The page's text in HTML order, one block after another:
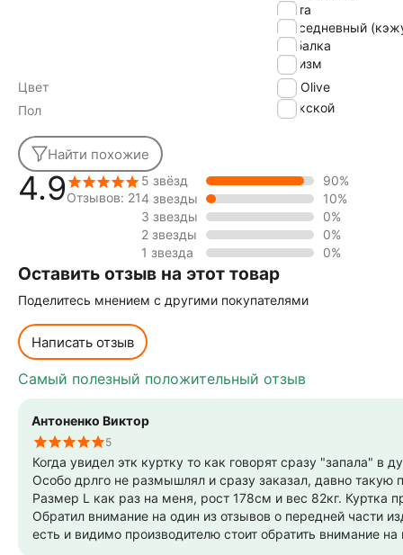
охота
повседневный
рыбалка
туризм
Цвет
Olive
Пол
Мужской
Найти похожие
4.9Отзывов: 21
5 звёзд
90%
4 звезды
10%
3 звезды
0%
2 звезды
0%
1 звезда
0%
Оставить отзыв на этот товар
Поделитесь мнением с другими покупателями
Написать отзыв
Самый полезный положительный отзыв
Антоненко Виктор
5
Когда увидел этк куртку то как говорят сразу "запала" в
Особо дрлго не размышлял и сразу заказал, давно такую
Размер L как раз на меня, рост 178см и вес 82кг. Куртка
Обратил внимание на один из отзывов о передней части
есть и видимо производителю стоит обратить внимание на крой, потому как карманы будут в процессе носки